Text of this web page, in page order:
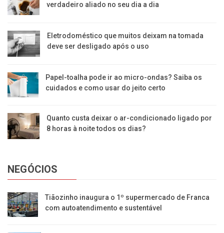
verdadeiro aliado no seu dia a dia
Eletrodoméstico que muitos deixam na tomada
deve ser desligado após o uso
Papel-toalha pode ir ao micro-ondas? Saiba os
cuidados e como usar do jeito certo
Quanto custa deixar o ar-condicionado ligado por
8 horas à noite todos os dias?
NEGÓCIOS
Tiãozinho inaugura o 1º supermercado de Franca
com autoatendimento e sustentável